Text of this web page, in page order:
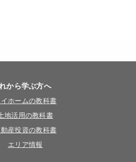
から学ぶ方へ
ホームの教科書
地活用の教科書
産投資の教科書
エリア情報